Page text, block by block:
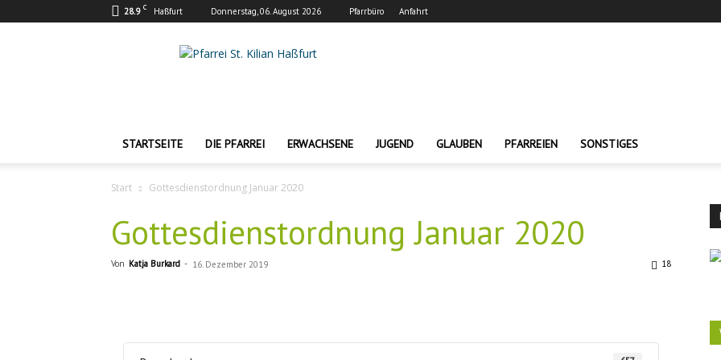
28.9 C Haßfurt Donnerstag, 06. August 2026 Pfarrbüro Anfahrt
Pfarrei
STARTSEITE DIE PFARREI ERWACHSENE JUGEND GLAUBEN PFARREIEN SONSTIGES
Start Gottesdienstordnung Januar 2020
Gottesdienstordnung Januar 2020
Von Katja Burkard - 16. Dezember 2019 18